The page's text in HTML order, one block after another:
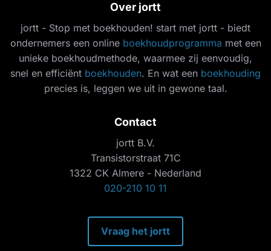
Over jortt
jortt - Stop met boekhouden! start met jortt - biedt
ondernemers een online boekhoudprogramma met een
unieke boekhoudmethode, waarmee zij eenvoudig,
snel en efficiënt boekhouden. En wat een boekhouding
precies is, leggen we uit in gewone taal.
Contact
jortt B.V.
Transistorstraat 71C
1322 CK Almere - Nederland
020-210 10 11
Vraag het jortt